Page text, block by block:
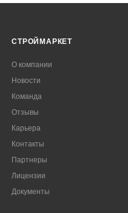
СТРОЙМАРКЕТ
О компании
Новости
Команда
Отзывы
Карьера
Контакты
Партнеры
Лицензии
Документы